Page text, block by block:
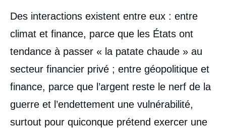
Corps
analyses
Des interactions existent entre eux : entre
climat et finance, parce que les États ont
tendance à passer « la patate chaude » au
secteur financier privé ; entre géopolitique et
finance, parce que l’argent reste le nerf de la
guerre et l’endettement une vulnérabilité,
surtout pour quiconque prétend exercer une